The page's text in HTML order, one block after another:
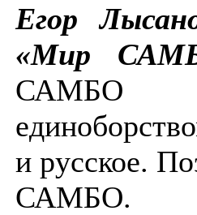
Егор
«Мир
САМБО
и русское.
САМБО.